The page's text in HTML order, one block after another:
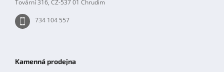
Tovární 316, CZ-537 01 Chrudim
734 104 557
Kamenná prodejna